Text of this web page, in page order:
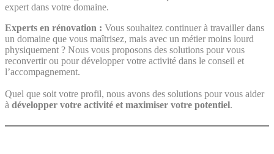
expert dans votre domaine.
Experts en rénovation : Vous souhaitez continuer à travailler dans
un domaine que vous maîtrisez, mais avec un métier moins lourd
physiquement ? Nous vous proposons des solutions pour vous
reconvertir ou pour développer votre activité dans le conseil et
l’accompagnement.
Quel que soit votre profil, nous avons des solutions pour vous aider
à développer votre activité et maximiser votre potentiel.